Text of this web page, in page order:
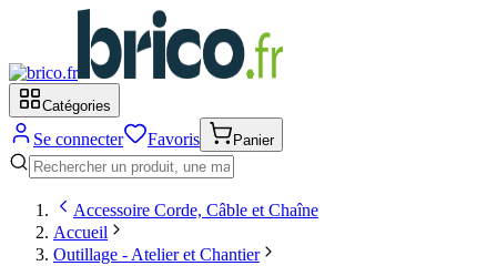
Catégories
Se connecter Favoris Panier
Accessoire Corde, Câble et Chaîne
Accueil
Outillage - Atelier et Chantier